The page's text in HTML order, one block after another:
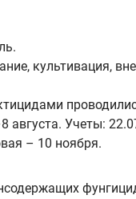
культивация,
Учеты:
– 10 ноября.